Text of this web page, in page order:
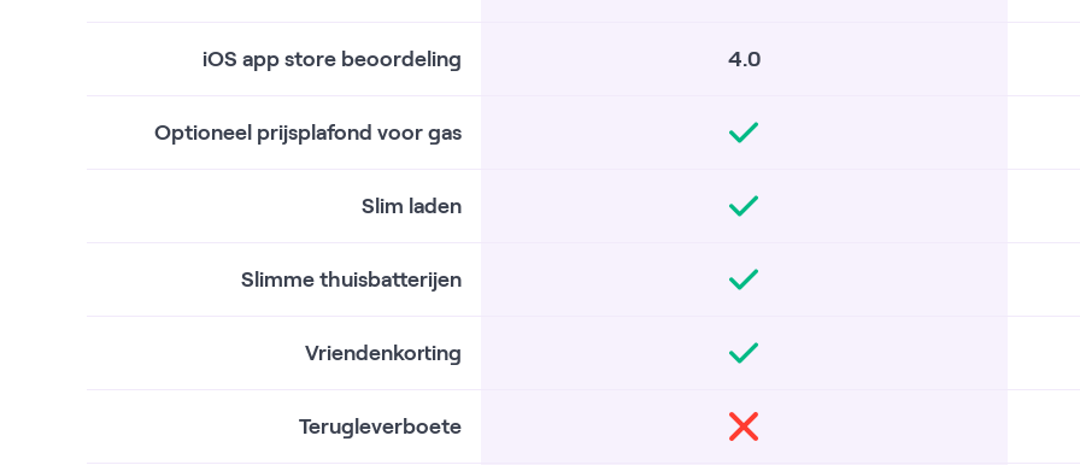
iOS app store beoordeling 4.0
Optioneel prijsplafond voor gas
Slim laden
Slimme thuisbatterijen
Vriendenkorting
Terugleverboete